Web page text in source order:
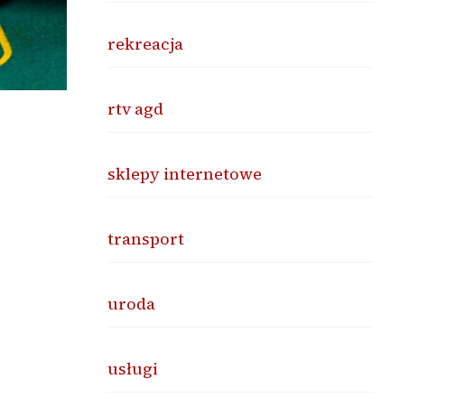
rekreacja
rtv agd
sklepy internetowe
transport
uroda
usługi